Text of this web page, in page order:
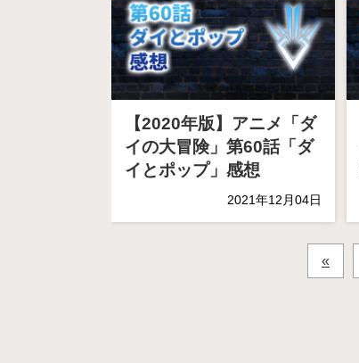
【2020年版】アニメ「ダ
イの大冒険」第60話「ダ
イとポップ」感想
2021年12月04日
«